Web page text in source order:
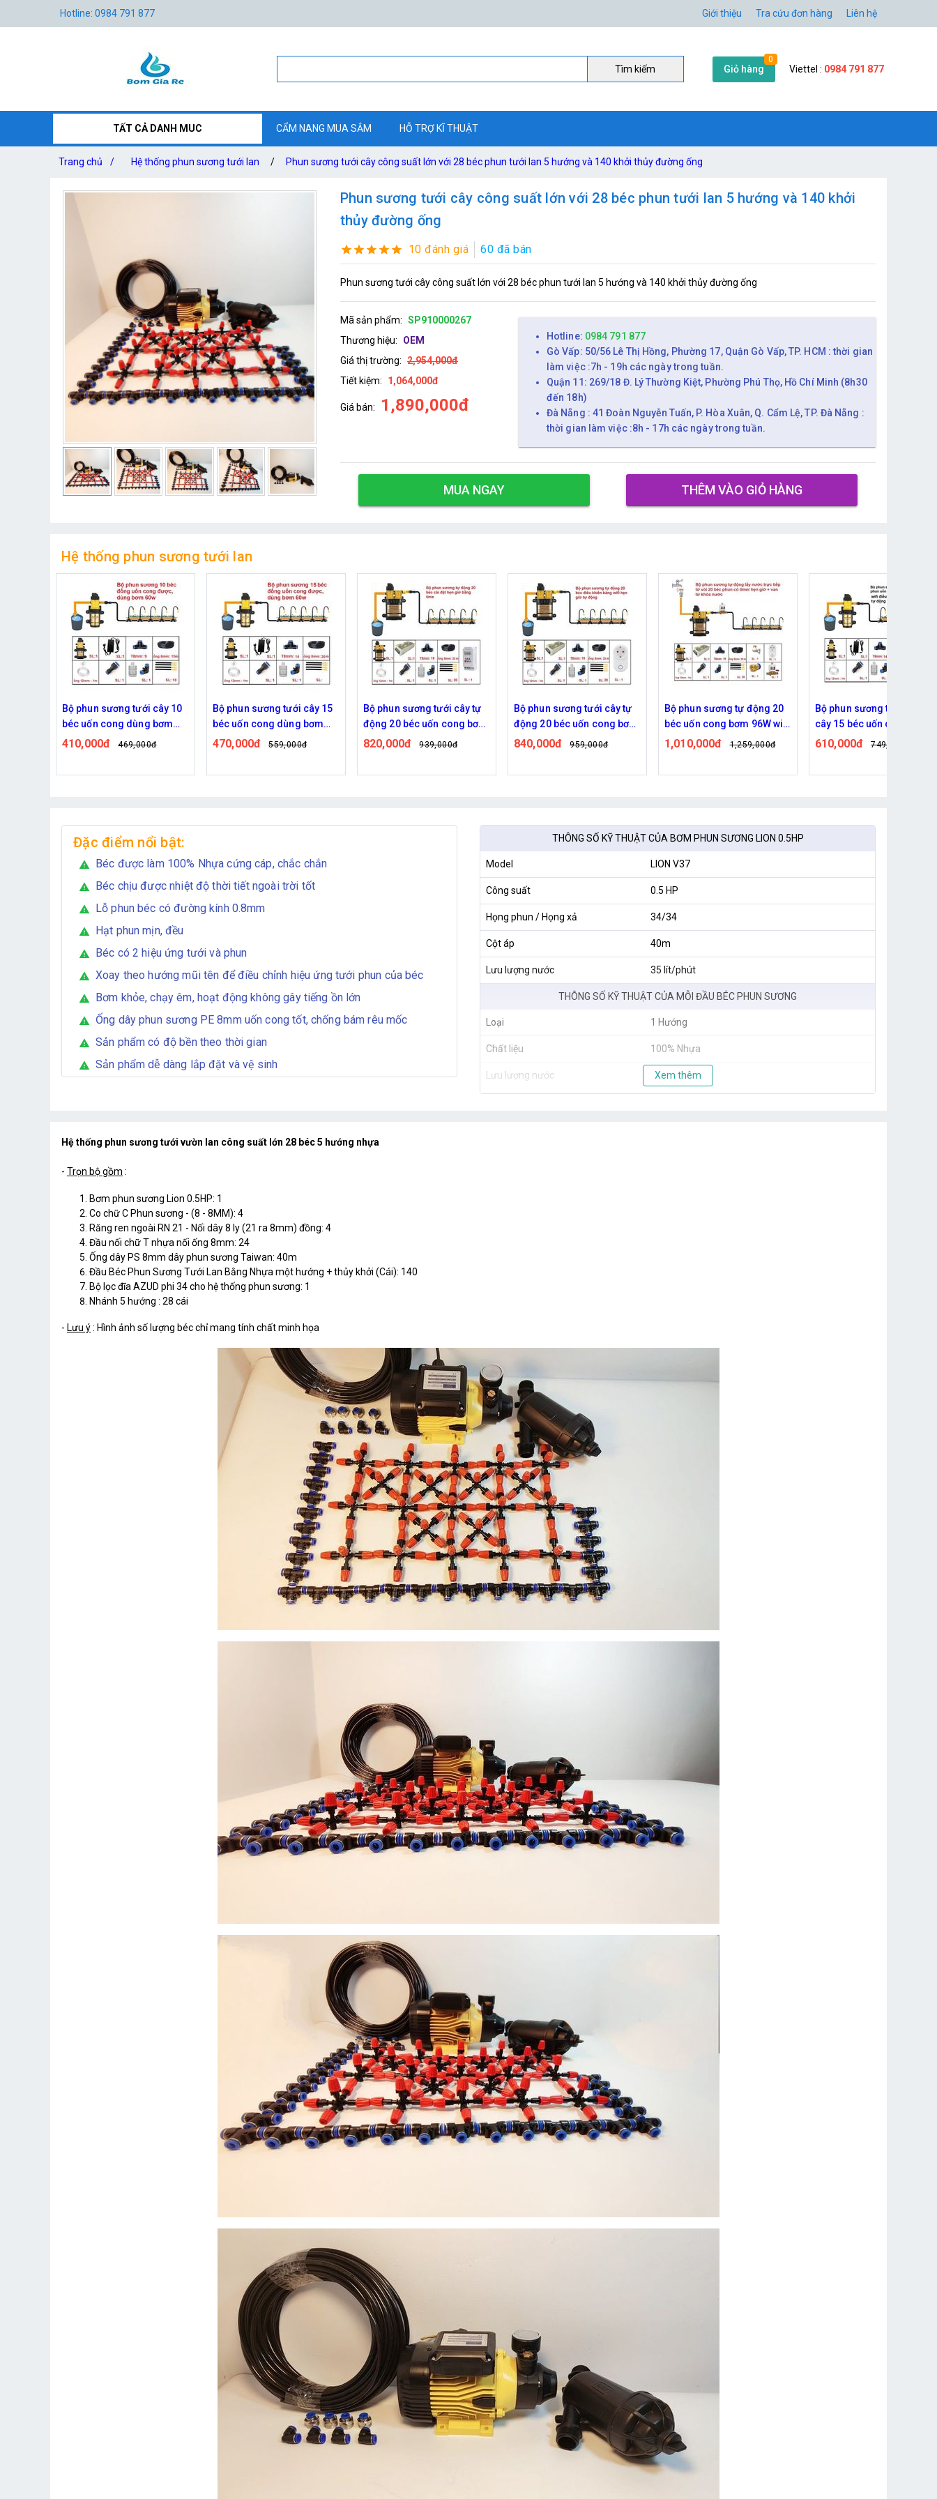
Hotline: 0984 791 877 Giới thiệu Tra cứu đơn hàng Liên hệ
Tìm kiếm Giỏ hàng
0
Viettel : 0984 791 877
TẤT CẢ DANH MUC CẨM NANG MUA SẮM HỖ TRỢ KĨ THUẬT
Trang chủ / Hệ thống phun sương tưới lan / Phun sương tưới cây công suất lớn với 28 béc phun tưới lan 5 hướng và 140 khởi thủy đường ống
Phun sương tưới cây công suất lớn với 28 béc phun tưới lan 5 hướng và 140 khởi
thủy đường ống
10 đánh giá 60 đã bán
Phun sương tưới cây công suất lớn với 28 béc phun tưới lan 5 hướng và 140 khởi thủy đường ống
Mã sản phẩm: SP910000267
Thương hiệu:
OEM
Giá thị trường: 2,954,000đ
Tiết kiệm:
1,064,000đ
Giá bán: 1,890,000đ
Hotline: 0984 791 877
Gò Vấp: 50/56 Lê Thị Hồng, Phường 17, Quận Gò Vấp, TP. HCM : thời gian
làm việc :7h - 19h các ngày trong tuần.
Quận 11: 269/18 Đ. Lý Thường Kiệt, Phường Phú Thọ, Hồ Chí Minh (8h30
đến 18h)
Đà Nẵng : 41 Đoàn Nguyễn Tuấn, P. Hòa Xuân, Q. Cẩm Lệ, TP. Đà Nẵng :
thời gian làm việc :8h - 17h các ngày trong tuần.
MUA NGAY THÊM VÀO GIỎ HÀNG
Hệ thống phun sương tưới lan
Bộ phun sương tưới cây 15
béc uốn cong dùng bơm
60w
470,000đ 559,000đ
Bộ phun sương tưới cây tự
động 20 béc uốn cong bơm
đôi 96w time
820,000đ 939,000đ
Bộ phun sương tưới cây tự
động 20 béc uốn cong bơm
đôi 96w điều khiển bằng
840,000đ 959,000đ
Bộ phun sương tự động 20
béc uốn cong bơm 96W wifi
van từ ren 21 ra 12mm
1,010,000đ 1,259,000đ
Bộ phun sương tự động tưới
cây 15 béc uốn cong bơm
60w kết nối wifi
610,000đ 749,000đ
Bộ phun sương tưới cây 20
béc uốn cong dùng bơm
đôi 96w
710,000đ 829,000đ
Đặc điểm nổi bật:
warning Béc được làm 100% Nhựa cứng cáp, chắc chắn
warning Béc chịu được nhiệt độ thời tiết ngoài trời tốt
warning Lỗ phun béc có đường kính 0.8mm
warning Hạt phun mịn, đều
warning Béc có 2 hiệu ứng tưới và phun
warning Xoay theo hướng mũi tên để điều chỉnh hiệu ứng tưới phun của béc
warning Bơm khỏe, chạy êm, hoạt động không gây tiếng ồn lớn
warning Ống dây phun sương PE 8mm uốn cong tốt, chống bám rêu mốc
warning Sản phẩm có độ bền theo thời gian
warning Sản phẩm dễ dàng lắp đặt và vệ sinh
THÔNG SỐ KỸ THUẬT CỦA BƠM PHUN SƯƠNG LION 0.5HP
Model LION V37
Công suất 0.5 HP
Họng phun / Họng xả 34/34
Cột áp 40m
Lưu lượng nước 35 lít/phút
THÔNG SỐ KỸ THUẬT CỦA MỖI ĐẦU BÉC PHUN SƯƠNG
Loại 1 Hướng
Chất liệu 100% Nhựa
Lưu lượng nước 8 - 10 lít/h
Xem thêm
Hệ thống phun sương tưới vườn lan công suất lớn 28 béc 5 hướng nhựa
- Trọn bộ gồm :
Bơm phun sương Lion 0.5HP: 1
Co chữ C Phun sương - (8 - 8MM): 4
Răng ren ngoài RN 21 - Nối dây 8 ly (21 ra 8mm) đồng: 4
Đầu nối chữ T nhựa nối ống 8mm: 24
Ống dây PS 8mm dây phun sương Taiwan: 40m
Đầu Béc Phun Sương Tưới Lan Bằng Nhựa một hướng + thủy khởi (Cái): 140
Bộ lọc đĩa AZUD phi 34 cho hệ thống phun sương: 1
Nhánh 5 hướng : 28 cái
- Lưu ý: Hình ảnh số lượng béc chỉ mang tính chất minh họa